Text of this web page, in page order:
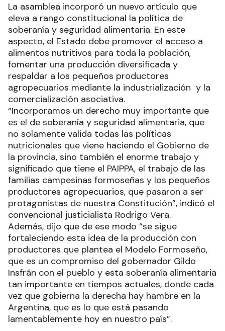
La asamblea incorporó un nuevo artículo que
eleva a rango constitucional la política de
soberanía y seguridad alimentaria. En este
aspecto, el Estado debe promover el acceso a
alimentos nutritivos para toda la población,
fomentar una producción diversificada y
respaldar a los pequeños productores
agropecuarios mediante la industrialización y la
comercialización asociativa.
“Incorporamos un derecho muy importante que
es el de soberanía y seguridad alimentaria, que
no solamente valida todas las políticas
nutricionales que viene haciendo el Gobierno de
la provincia, sino también el enorme trabajo y
significado que tiene el PAIPPA, el trabajo de las
familias campesinas formoseñas y los pequeños
productores agropecuarios, que pasaron a ser
protagonistas de nuestra Constitución”, indicó el
convencional justicialista Rodrigo Vera.
Además, dijo que de ese modo “se sigue
fortaleciendo esta idea de la producción con
productores que plantea el Modelo Formoseño,
que es un compromiso del gobernador Gildo
Insfrán con el pueblo y esta soberanía alimentaria
tan importante en tiempos actuales, donde cada
vez que gobierna la derecha hay hambre en la
Argentina, que es lo que está pasando
lamentablemente hoy en nuestro país”.